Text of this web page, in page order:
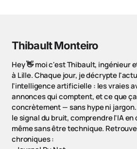
Thibault Monteiro
Hey 👋 moi c'est Thibault, ingénieur
à Lille. Chaque jour, je décrypte
l'intelligence artificielle : les vraies
annonces qui comptent, et ce que
concrètement — sans hype ni
le signal du bruit, comprendre l'IA
même sans être technique.
chroniques :